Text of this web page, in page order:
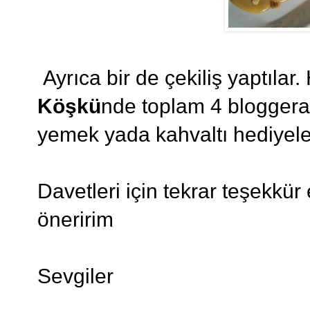
Ayrıca bir de çekiliş
Köşkünde toplam 4
yemek yada kahvaltı
Davetleri için tekrar
öneririm
Sevgiler